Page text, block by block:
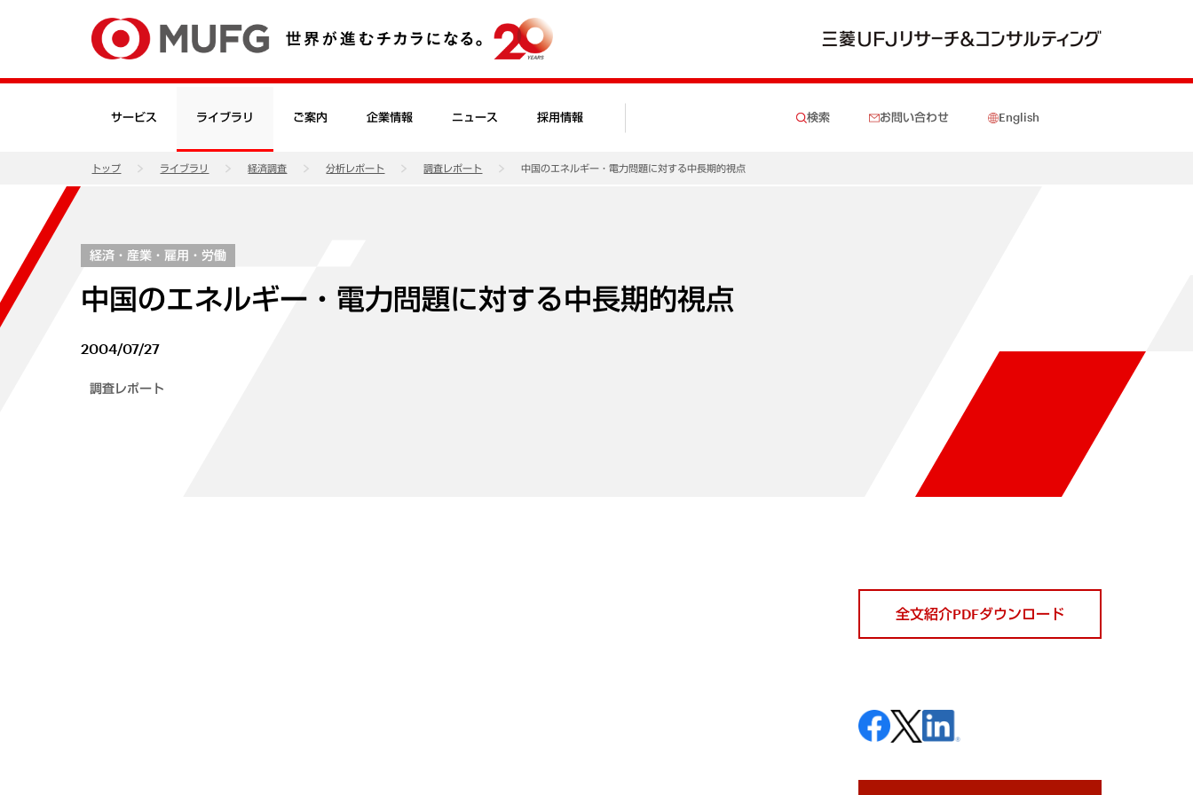
サービス ライブラリ ご案内 企業情報 ニュース 採用情報 検索 お問い合わせ English
トップ ライブラリ 経済調査 分析レポート 調査レポート 中国のエネルギー・電力問題に対する中長期的視点
経済・産業・雇用・労働
中国のエネルギー・電力問題に対する中長期的視点
2004/07/27
調査レポート
全文紹介PDFダウンロード